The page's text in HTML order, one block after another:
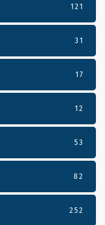
121
31
17
12
53
82
252